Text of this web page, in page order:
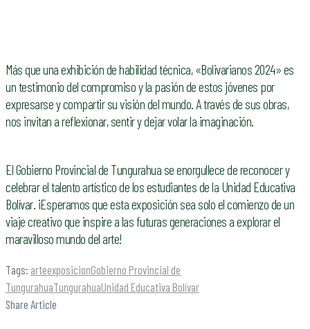
Más que una exhibición de habilidad técnica, «Bolivarianos 2024» es
un testimonio del compromiso y la pasión de estos jóvenes por
expresarse y compartir su visión del mundo. A través de sus obras,
nos invitan a reflexionar, sentir y dejar volar la imaginación.
El Gobierno Provincial de Tungurahua se enorgullece de reconocer y
celebrar el talento artístico de los estudiantes de la Unidad Educativa
Bolívar. ¡Esperamos que esta exposición sea solo el comienzo de un
viaje creativo que inspire a las futuras generaciones a explorar el
maravilloso mundo del arte!
Tags: arteexposicionGobierno Provincial de
TungurahuaTungurahuaUnidad Educativa Bolívar
Share Article